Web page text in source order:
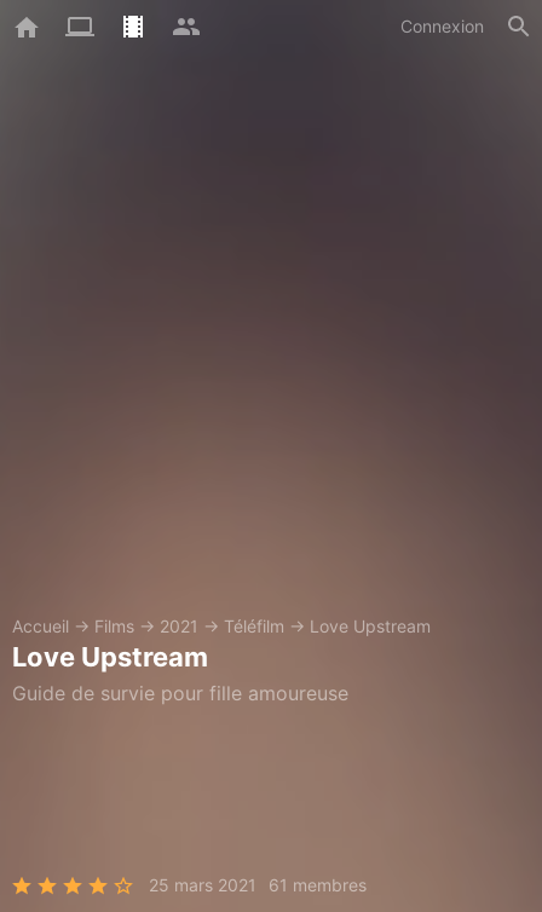
Connexion
Accueil → Films → 2021 → Téléfilm → Love Upstream
Love Upstream
Guide de survie pour fille amoureuse
25 mars 2021 61 membres